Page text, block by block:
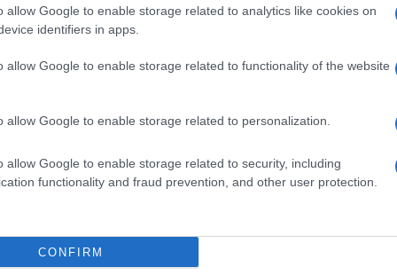
allow Google to enable storage related to analytics like cookies on
identifiers in apps.
allow Google to enable storage related to functionality of the website
allow Google to enable storage related to personalization.
allow Google to enable storage related to security, including
functionality and fraud prevention, and other user protection.
CONFIRM
σύσσωμη η τέως βασιλική οικογένεια
και νοσηλεύεται σε κρίσιμη
θεραπείας του «Υγεία».
έχει νοσηλευτεί αρκετές φορές, ενώ έχει
επιβαρυντικά στην υγεία του.
επαφή του με το περιβάλλον είναι
που υπέστη ήταν στις 16 Δεκεμβρίου 2021
Κρανιδίου στην Αργολίδα.
τον